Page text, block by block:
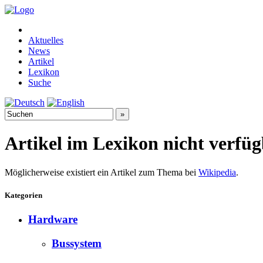
Aktuelles
News
Artikel
Lexikon
Suche
Artikel im Lexikon nicht
Möglicherweise existiert ein Artikel zum Thema bei Wikipedia.
Kategorien
Hardware
Bussystem